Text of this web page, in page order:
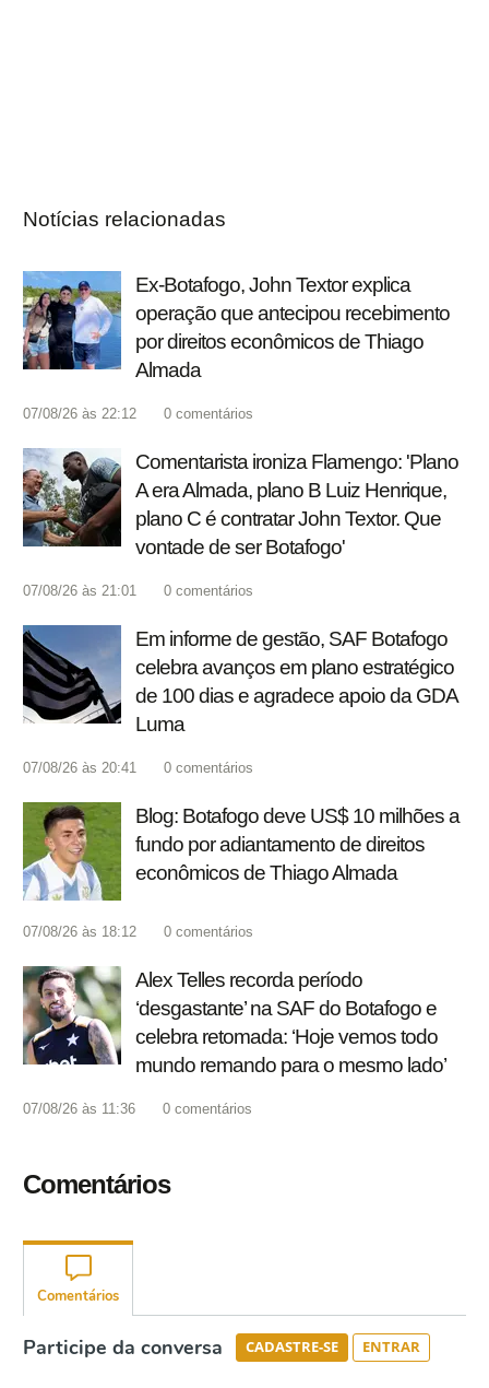
Notícias relacionadas
Ex-Botafogo, John Textor explica
operação que antecipou recebimento
por direitos econômicos de Thiago
Almada
07/08/26 às 22:12 0 comentários
Comentarista ironiza Flamengo: 'Plano
A era Almada, plano B Luiz Henrique,
plano C é contratar John Textor. Que
vontade de ser Botafogo'
07/08/26 às 21:01 0 comentários
Em informe de gestão, SAF Botafogo
celebra avanços em plano estratégico
de 100 dias e agradece apoio da GDA
Luma
07/08/26 às 20:41 0 comentários
Blog: Botafogo deve US$ 10 milhões a
fundo por adiantamento de direitos
econômicos de Thiago Almada
07/08/26 às 18:12 0 comentários
Alex Telles recorda período
‘desgastante’ na SAF do Botafogo e
celebra retomada: ‘Hoje vemos todo
mundo remando para o mesmo lado’
07/08/26 às 11:36 0 comentários
Comentários